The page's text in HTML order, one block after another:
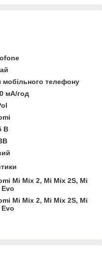
мобільного телефону
мА/год
В
Mi Mix 2, Mi Mix 2S, Mi
Mi Mix 2, Mi Mix 2S, Mi